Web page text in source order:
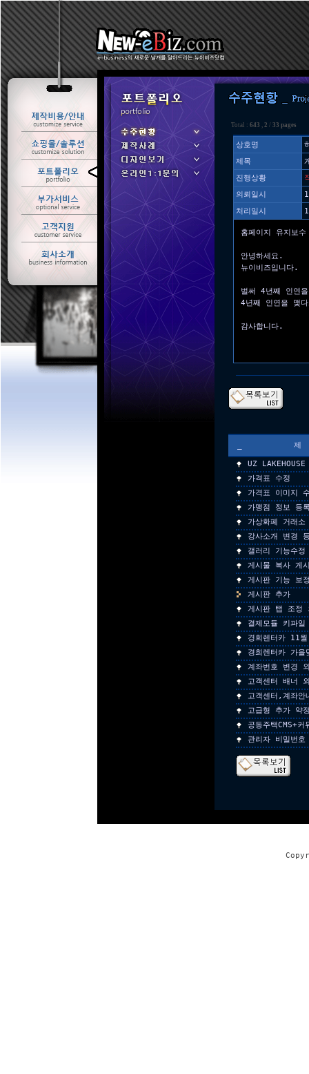
Total : 643 , 2 / 33 pages
상호명
제목
진행상황
의뢰일시
처리일시
홈페이지 유지보
안녕하세요.
뉴이비즈입니다.
벌써 4년째 인연
4년째 인연을 맺
감사합니다.
UZ
가격표 수정
가격표 이미지
가맹점 정보 등
가상화폐 거래
강사소개 변경
갤러리 기능수
게시물 복사 게
게시판 기능 보
게시판 추가
게시판 탭 조정
결제모듈 키파
경희렌터카 11
경희렌터카 가
계좌번호 변경
고객센터 배너
고객센터,계좌
고급형 추가 약
공동주택CMS+
관리자 비밀번호
ㆍ 수주현황
ㆍ 제작사례